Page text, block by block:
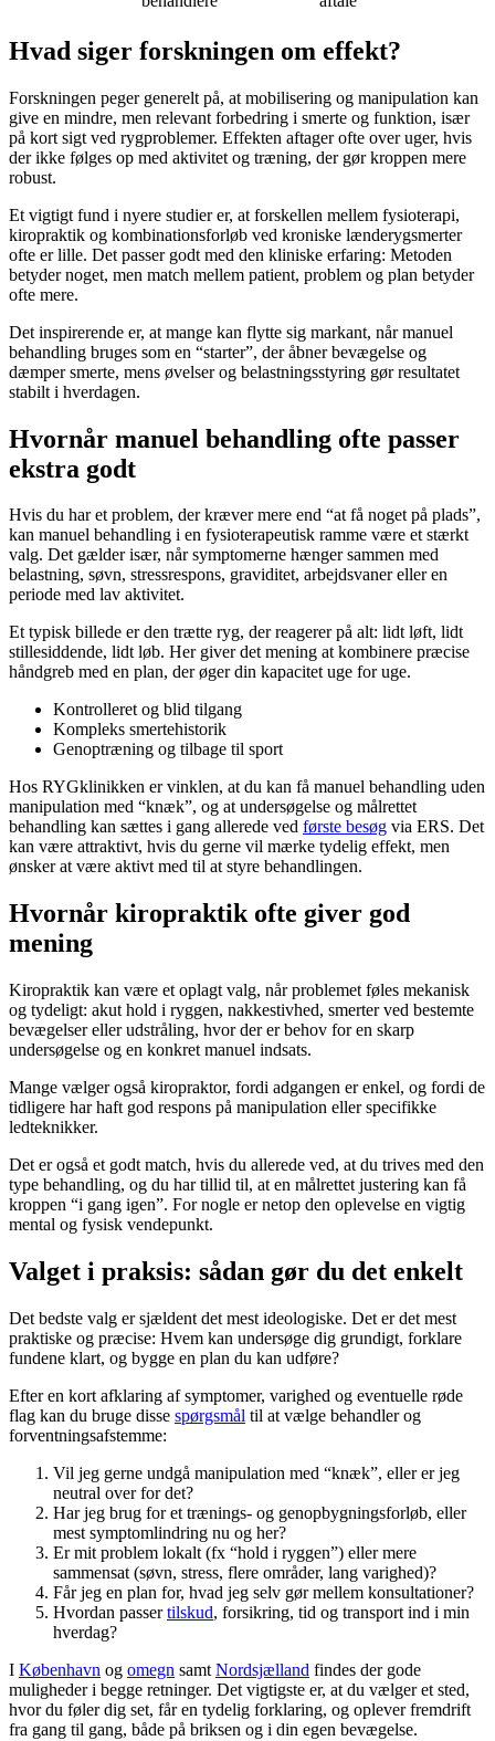
Hvad siger forskningen om effekt?
Forskningen peger generelt på, at mobilisering og manipulation kan
give en mindre, men relevant forbedring i smerte og funktion, især
på kort sigt ved rygproblemer. Effekten aftager ofte over uger, hvis
der ikke følges op med aktivitet og træning, der gør kroppen mere
robust.
Et vigtigt fund i nyere studier er, at forskellen mellem fysioterapi,
kiropraktik og kombinationsforløb ved kroniske lænderygsmerter
ofte er lille. Det passer godt med den kliniske erfaring: Metoden
betyder noget, men match mellem patient, problem og plan betyder
ofte mere.
Det inspirerende er, at mange kan flytte sig markant, når manuel
behandling bruges som en “starter”, der åbner bevægelse og
dæmper smerte, mens øvelser og belastningsstyring gør resultatet
stabilt i hverdagen.
Hvornår manuel behandling ofte passer
ekstra godt
Hvis du har et problem, der kræver mere end “at få noget på plads”,
kan manuel behandling i en fysioterapeutisk ramme være et stærkt
valg. Det gælder især, når symptomerne hænger sammen med
belastning, søvn, stressrespons, graviditet, arbejdsvaner eller en
periode med lav aktivitet.
Et typisk billede er den trætte ryg, der reagerer på alt: lidt løft, lidt
stillesiddende, lidt løb. Her giver det mening at kombinere præcise
håndgreb med en plan, der øger din kapacitet uge for uge.
Kontrolleret og blid tilgang
Kompleks smertehistorik
Genoptræning og tilbage til sport
Hos RYGklinikken er vinklen, at du kan få manuel behandling uden
manipulation med “knæk”, og at undersøgelse og målrettet
behandling kan sættes i gang allerede ved første besøg via ERS. Det
kan være attraktivt, hvis du gerne vil mærke tydelig effekt, men
ønsker at være aktivt med til at styre behandlingen.
Hvornår kiropraktik ofte giver god
mening
Kiropraktik kan være et oplagt valg, når problemet føles mekanisk
og tydeligt: akut hold i ryggen, nakkestivhed, smerter ved bestemte
bevægelser eller udstråling, hvor der er behov for en skarp
undersøgelse og en konkret manuel indsats.
Mange vælger også kiropraktor, fordi adgangen er enkel, og fordi de
tidligere har haft god respons på manipulation eller specifikke
ledteknikker.
Det er også et godt match, hvis du allerede ved, at du trives med den
type behandling, og du har tillid til, at en målrettet justering kan få
kroppen “i gang igen”. For nogle er netop den oplevelse en vigtig
mental og fysisk vendepunkt.
Valget i praksis: sådan gør du det enkelt
Det bedste valg er sjældent det mest ideologiske. Det er det mest
praktiske og præcise: Hvem kan undersøge dig grundigt, forklare
fundene klart, og bygge en plan du kan udføre?
Efter en kort afklaring af symptomer, varighed og eventuelle røde
flag kan du bruge disse spørgsmål til at vælge behandler og
forventningsafstemme:
Vil jeg gerne undgå manipulation med “knæk”, eller er jeg
neutral over for det?
Har jeg brug for et trænings- og genopbygningsforløb, eller
mest symptomlindring nu og her?
Er mit problem lokalt (fx “hold i ryggen”) eller mere
sammensat (søvn, stress, flere områder, lang varighed)?
Får jeg en plan for, hvad jeg selv gør mellem konsultationer?
Hvordan passertilskud, forsikring, tid og transport ind i min
hverdag?
I København og omegn samt Nordsjælland findes der gode
muligheder i begge retninger. Det vigtigste er, at du vælger et sted,
hvor du føler dig set, får en tydelig forklaring, og oplever fremdrift
fra gang til gang, både på briksen og i din egen bevægelse.